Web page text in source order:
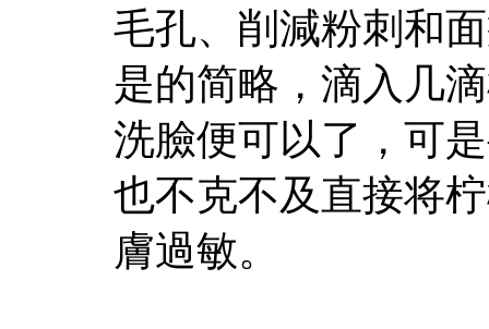
毛孔、削減粉刺和
是的简略，滴入几
洗臉便可以了，可
也不克不及直接将
膚過敏。